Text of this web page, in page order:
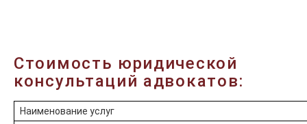
Стоимость юридической
консультаций адвокатов:
Наименование услуг